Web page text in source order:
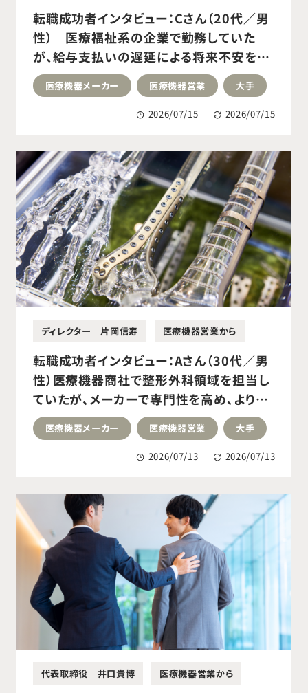
転職成功者インタビュー：Cさん（20代／男
性） 医療福祉系の企業で勤務していた
が、給与支払いの遅延による将来不安をき
っかけに転職活動を開始。医療機器メーカ
ー営業職へ転職成功。
医療機器メーカー 医療機器営業 大手
2026/07/15 2026/07/15
ディレクター 片岡信寿 医療機器営業から
転職成功者インタビュー：Aさん（30代／男
性）医療機器商社で整形外科領域を担当し
ていたが、メーカーで専門性を高め、より直
接的に医療へ貢献したい思いをきっかかけ
に転職活動を開始。整形外科領域の医療機
器メーカーへ転職成功。
医療機器メーカー 医療機器営業 大手
2026/07/13 2026/07/13
代表取締役 井口貴博 医療機器営業から